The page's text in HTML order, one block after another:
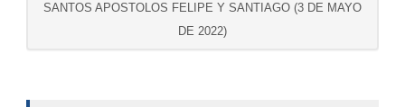
SANTOS APOSTOLOS FELIPE Y SANTIAGO (3 DE MAYO
DE 2022)